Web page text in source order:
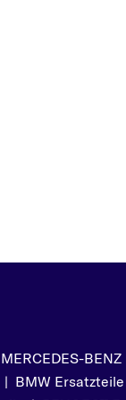
OPEL
MERCEDES-
| BMW Ersatzteile